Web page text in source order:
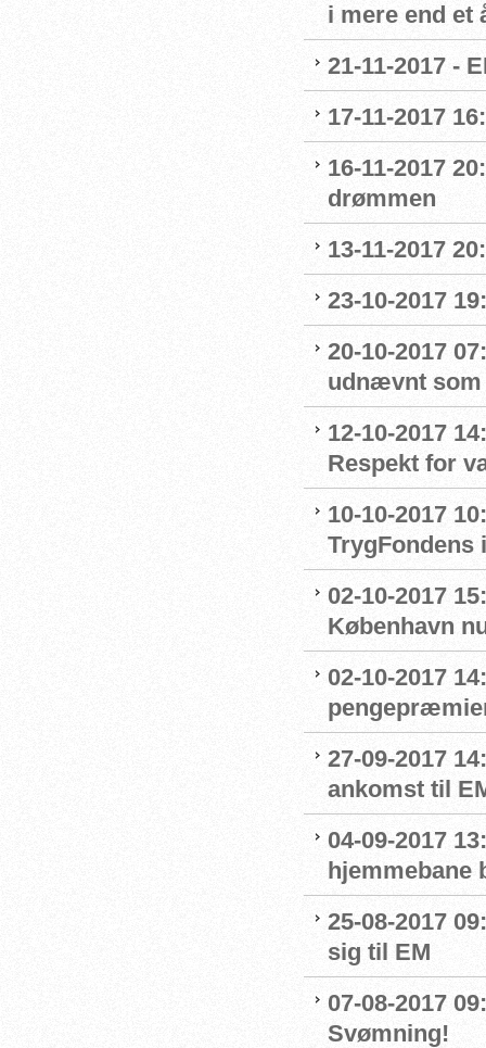
i mere end et
21-11-2017 -
17-11-2017
16-11-2017
drømmen
13-11-2017
23-10-2017
20-10-2017
udnævnt som
12-10-2017
Respekt for
10-10-2017
TrygFondens
02-10-2017
København
02-10-2017
27-09-2017
ankomst til
04-09-2017
hjemmebane
25-08-2017
sig til EM
07-08-2017
Svømning!